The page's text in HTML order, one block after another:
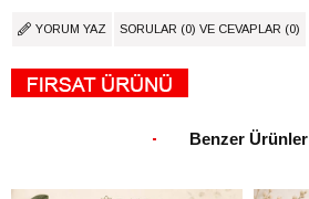
YORUM YAZ SORULAR (0) VE CEVAPLAR (0)
Benzer Ürünler